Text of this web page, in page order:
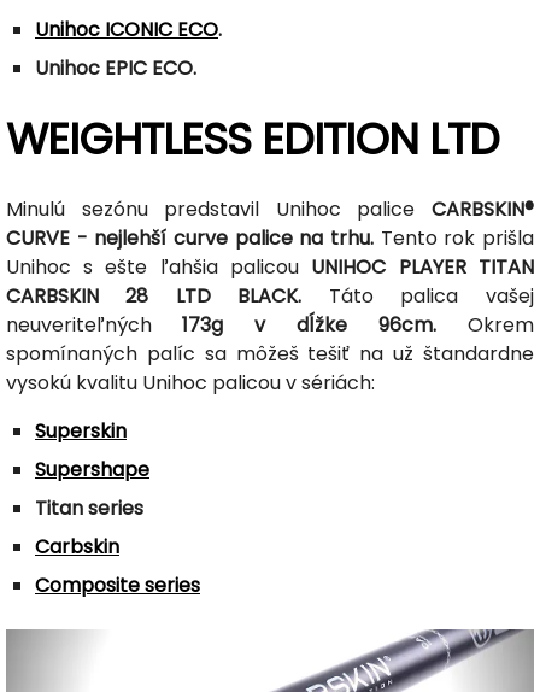
Unihoc ICONIC ECO.
Unihoc EPIC ECO.
WEIGHTLESS EDITION LTD
Minulú sezónu predstavil Unihoc palice CARBSKIN®
CURVE - nejlehší curve palice na trhu. Tento rok prišla
Unihoc s ešte ľahšia palicou UNIHOC PLAYER TITAN
CARBSKIN 28 LTD BLACK. Táto palica vašej
neuveriteľných 173g v dĺžke 96cm. Okrem
spomínaných palíc sa môžeš tešiť na už štandardne
vysokú kvalitu Unihoc palicou v sériách:
Superskin
Supershape
Titan series
Carbskin
Composite series